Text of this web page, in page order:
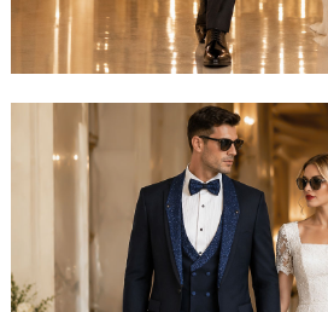
مشاهده ست کامل